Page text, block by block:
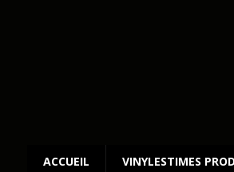
ACCUEIL VINYLESTIMES